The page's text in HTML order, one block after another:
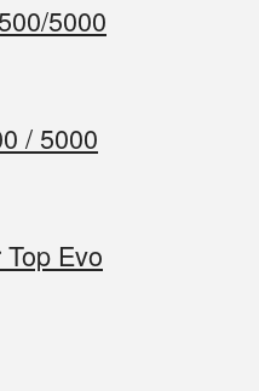
5000
/ 5000
Top Evo